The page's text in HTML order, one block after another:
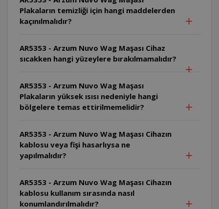
Plakaların temizliği için hangi maddelerden
kaçınılmalıdır?
AR5353 - Arzum Nuvo Wag Maşası Cihaz
sıcakken hangi yüzeylere bırakılmamalıdır?
AR5353 - Arzum Nuvo Wag Maşası
Plakaların yüksek ısısı nedeniyle hangi
bölgelere temas ettirilmemelidir?
AR5353 - Arzum Nuvo Wag Maşası Cihazın
kablosu veya fişi hasarlıysa ne
yapılmalıdır?
AR5353 - Arzum Nuvo Wag Maşası Cihazın
kablosu kullanım sırasında nasıl
konumlandırılmalıdır?